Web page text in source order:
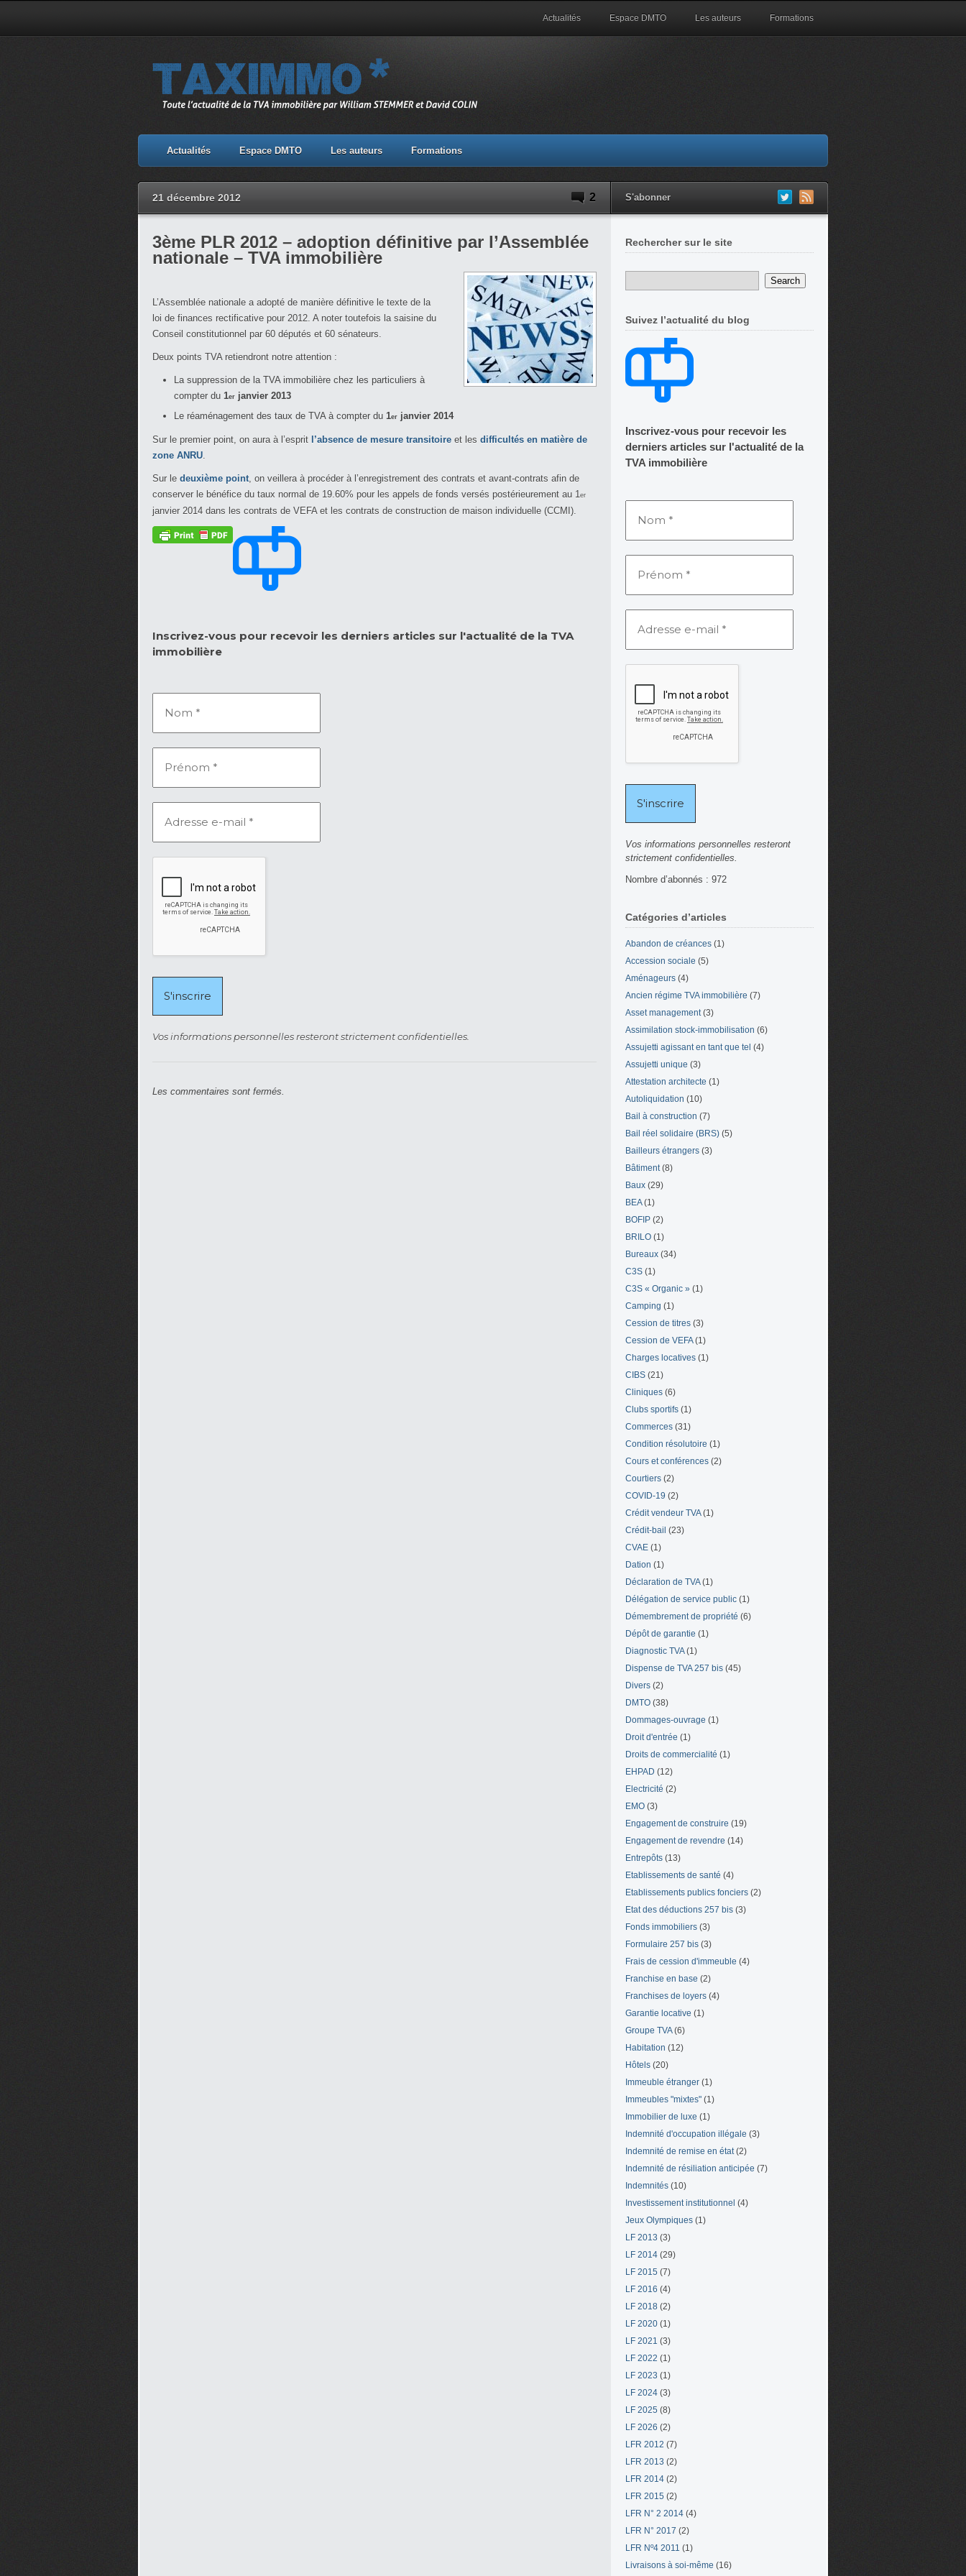
Actualités Espace DMTO Les auteurs Formations
Actualités Espace DMTO Les auteurs Formations
21 décembre 2012 2 S'abonner
3ème PLR 2012 – adoption définitive par l’Assemblée
nationale – TVA immobilière
L’Assemblée nationale a adopté de manière définitive le texte de la
loi de finances rectificative pour 2012. A noter toutefois la saisine du
Conseil constitutionnel par 60 députés et 60 sénateurs.
Deux points TVA retiendront notre attention :
La suppression de la TVA immobilière chez les particuliers à
compter du 1er janvier 2013
Le réaménagement des taux de TVA à compter du 1er janvier 2014
Sur le premier point, on aura à l’esprit l’absence de mesure transitoire et les difficultés en matière de
zone ANRU.
Sur le deuxième point, on veillera à procéder à l’enregistrement des contrats et avant-contrats afin de
conserver le bénéfice du taux normal de 19.60% pour les appels de fonds versés postérieurement au 1er
janvier 2014 dans les contrats de VEFA et les contrats de construction de maison individuelle (CCMI).
Inscrivez-vous pour recevoir les derniers articles sur l'actualité de la TVA
immobilière
Vos informations personnelles resteront strictement confidentielles.
Les commentaires sont fermés.
Rechercher sur le site
Suivez l’actualité du blog
Inscrivez-vous pour recevoir les
derniers articles sur l'actualité de la
TVA immobilière
Vos informations personnelles resteront
strictement confidentielles.
Nombre d’abonnés : 972
Catégories d’articles
Abandon de créances (1)
Accession sociale (5)
Aménageurs (4)
Ancien régime TVA immobilière (7)
Asset management(3)
Assimilation stock-immobilisation (6)
Assujetti agissant en tant que tel (4)
Assujetti unique (3)
Attestation architecte (1)
Autoliquidation (10)
Bail à construction (7)
Bail réel solidaire (BRS) (5)
Bailleurs étrangers (3)
Bâtiment(8)
Baux (29)
BEA(1)
BOFIP (2)
BRILO (1)
Bureaux (34)
C3S (1)
C3S « Organic » (1)
Camping (1)
Cession de titres (3)
Cession de VEFA(1)
Charges locatives (1)
CIBS (21)
Cliniques (6)
Clubs sportifs (1)
Commerces (31)
Condition résolutoire (1)
Cours et conférences (2)
Courtiers (2)
COVID-19 (2)
Crédit vendeur TVA(1)
Crédit-bail (23)
CVAE (1)
Dation (1)
Déclaration de TVA(1)
Délégation de service public (1)
Démembrement de propriété (6)
Dépôt de garantie (1)
Diagnostic TVA(1)
Dispense de TVA 257 bis (45)
Divers (2)
DMTO (38)
Dommages-ouvrage (1)
Droit d'entrée (1)
Droits de commercialité (1)
EHPAD (12)
Electricité (2)
EMO (3)
Engagement de construire (19)
Engagement de revendre (14)
Entrepôts (13)
Etablissements de santé (4)
Etablissements publics fonciers (2)
Etat des déductions 257 bis (3)
Fonds immobiliers (3)
Formulaire 257 bis (3)
Frais de cession d'immeuble (4)
Franchise en base (2)
Franchises de loyers (4)
Garantie locative (1)
Groupe TVA(6)
Habitation (12)
Hôtels (20)
Immeuble étranger (1)
Immeubles "mixtes" (1)
Immobilier de luxe (1)
Indemnité d'occupation illégale (3)
Indemnité de remise en état(2)
Indemnité de résiliation anticipée (7)
Indemnités (10)
Investissement institutionnel (4)
Jeux Olympiques (1)
LF 2013 (3)
LF 2014 (29)
LF 2015 (7)
LF 2016 (4)
LF 2018 (2)
LF 2020 (1)
LF 2021 (3)
LF 2022 (1)
LF 2023 (1)
LF 2024 (3)
LF 2025 (8)
LF 2026 (2)
LFR 2012 (7)
LFR 2013 (2)
LFR 2014 (2)
LFR 2015 (2)
LFR N° 2 2014 (4)
LFR N° 2017 (2)
LFR Nº4 2011 (1)
Livraisons à soi-même (16)